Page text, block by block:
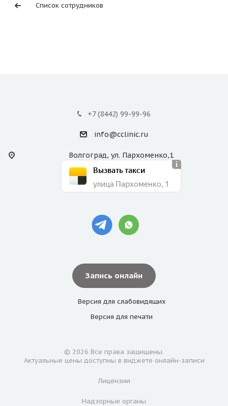
Список сотрудников
+7 (8442) 99-99-96
info@cclinic.ru
Волгоград, ул. Пархоменко,1
Вызвать такси
улица Пархоменко, 1
Запись онлайн
Версия для слабовидящих
Версия для печати
© 2026 Все права защищены.
Актуальные цены доступны в виджете онлайн-записи
Лицензии
Надзорные органы